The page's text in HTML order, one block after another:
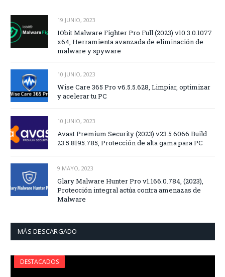
19 JUNIO, 2023
IObit Malware Fighter Pro Full (2023) v10.3.0.1077
x64, Herramienta avanzada de eliminación de
malware y spyware
10 JUNIO, 2023
Wise Care 365 Pro v6.5.5.628, Limpiar, optimizar
y acelerar tu PC
10 JUNIO, 2023
Avast Premium Security (2023) v23.5.6066 Build
23.5.8195.785, Protección de alta gama para PC
9 MAYO, 2023
Glary Malware Hunter Pro v1.166.0.784, (2023),
Protección integral actúa contra amenazas de
Malware
MÁS DESCARGADO
DESTACADOS